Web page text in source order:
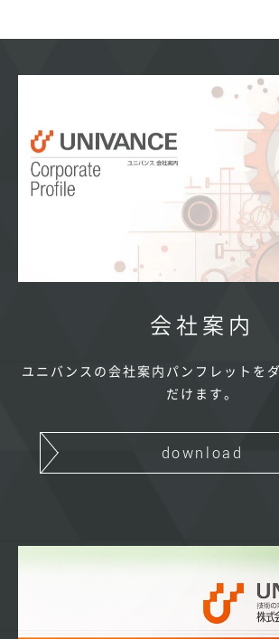
会社案内
ユニバンスの会社案内パンフレットを
だけます。
download